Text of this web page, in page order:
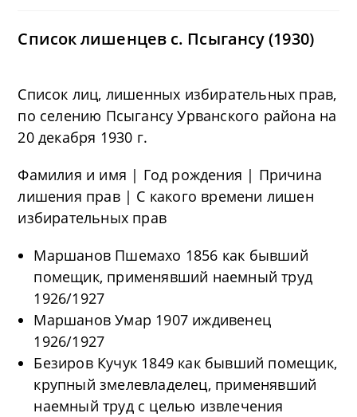
Список лишенцев с. Псыгансу (1930)
Список лиц, лишенных избирательных прав,
по селению Псыгансу Урванского района на
20 декабря 1930 г.
Фамилия и имя | Год рождения | Причина
лишения прав | С какого времени лишен
избирательных прав
Маршанов Пшемахо 1856 как бывший
помещик, применявший наемный труд
1926/1927
Маршанов Умар 1907 иждивенец
1926/1927
Безиров Кучук 1849 как бывший помещик,
крупный змелевладелец, применявший
наемный труд с целью извлечения